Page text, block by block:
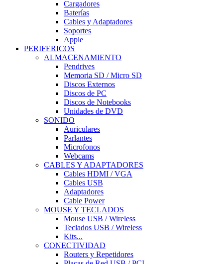
Cargadores
Baterías
Cables y Adaptadores
Soportes
Apple
PERIFERICOS
ALMACENAMIENTO
Pendrives
Memoria SD / Micro SD
Discos Externos
Discos de PC
Discos de Notebooks
Unidades de DVD
SONIDO
Auriculares
Parlantes
Microfonos
Webcams
CABLES Y ADAPTADORES
Cables HDMI / VGA
Cables USB
Adaptadores
Cable Power
MOUSE Y TECLADOS
Mouse USB / Wireless
Teclados USB / Wireless
Kits...
CONECTIVIDAD
Routers y Repetidores